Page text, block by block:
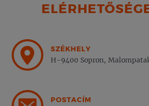
SZÉKHELY
H-9400 Sopron,
POSTACÍM